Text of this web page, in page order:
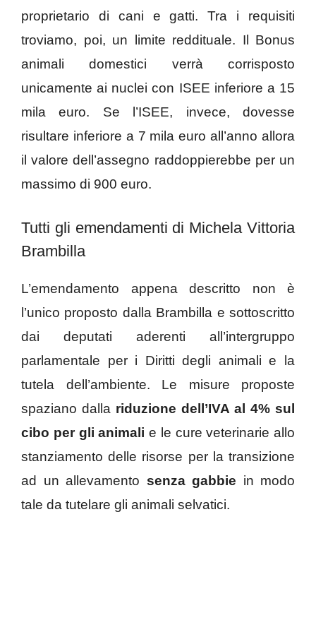
proprietario di cani e gatti. Tra i requisiti
troviamo, poi, un limite reddituale. Il Bonus
animali domestici verrà corrisposto
unicamente ai nuclei con ISEE inferiore a 15
mila euro. Se l’ISEE, invece, dovesse
risultare inferiore a 7 mila euro all’anno allora
il valore dell’assegno raddoppierebbe per un
massimo di 900 euro.
Tutti gli emendamenti di Michela Vittoria
Brambilla
L’emendamento appena descritto non è
l’unico proposto dalla Brambilla e sottoscritto
dai deputati aderenti all’intergruppo
parlamentale per i Diritti degli animali e la
tutela dell’ambiente. Le misure proposte
spaziano dalla riduzione dell’IVA al 4% sul
cibo per gli animali e le cure veterinarie allo
stanziamento delle risorse per la transizione
ad un allevamento senza gabbie in modo
tale da tutelare gli animali selvatici.